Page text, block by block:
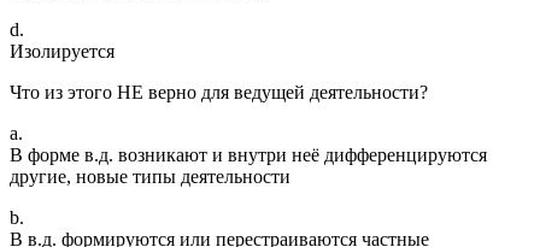
d.
Изолируется
Что из этого НЕ верно для ведущей деятельности?
a.
В форме в.д. возникают и внутри неё дифференцируются
другие, новые типы деятельности
b.
В в.д. формируются или перестраиваются частные